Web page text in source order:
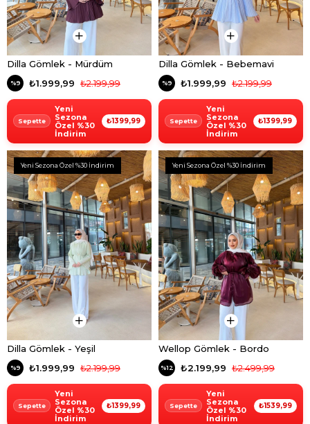
Dilla Gömlek - Mürdüm
%9 ₺1.999,99 ₺2.199,99
Yeni
Sezona
Özel %30
İndirim
₺1399,99
Dilla Gömlek - Bebemavi
%9 ₺1.999,99 ₺2.199,99
Yeni
Sezona
Özel %30
İndirim
₺1399,99
Dilla Gömlek - Yeşil
%9 ₺1.999,99 ₺2.199,99
Yeni
Sezona
Özel %30
İndirim
₺1399,99
Yeni Sezona Özel %30 İndirim
Wellop Gömlek - Bordo
%12 ₺2.199,99 ₺2.499,99
Yeni
Sezona
Özel %30
İndirim
₺1539,99
Yeni Sezona Özel %30 İndirim